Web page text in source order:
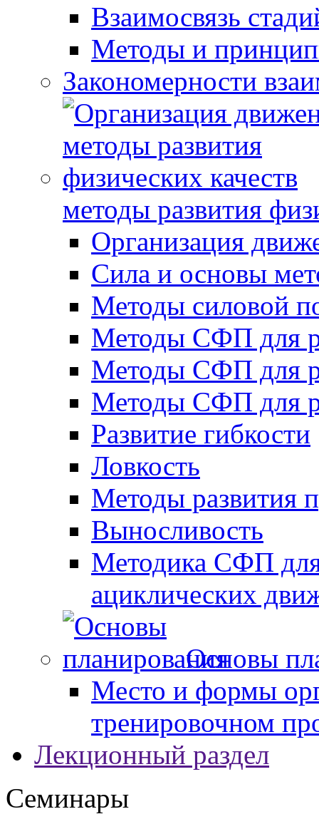
Взаимосвязь
Методы и
Закономерности
методы развития
Организация
Сила и основы
Методы силовой
Методы СФП для
Методы СФП для
Методы СФП для
Развитие гибкости
Ловкость
Методы развития
Выносливость
Методика СФП для
ациклических
Основы
Место и формы
тренировочном
Лекционный раздел
Семинары